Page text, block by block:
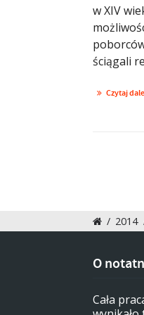
w XIV
ściągali
Czytaj
/ 2014
O
Cała